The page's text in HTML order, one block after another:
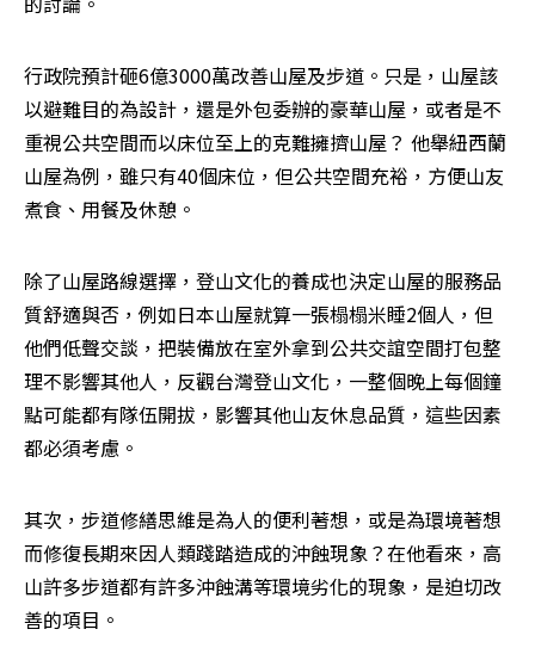
行政院預計砸6億3000萬改善山屋及步道。只是，山屋該
以避難目的為設計，還是外包委辦的豪華山屋，或者是不
重視公共空間而以床位至上的克難擁擠山屋？ 他舉紐西蘭
山屋為例，雖只有40個床位，但公共空間充裕，方便山友
煮食、用餐及休憩。
除了山屋路線選擇，登山文化的養成也決定山屋的服務品
質舒適與否，例如日本山屋就算一張榻榻米睡2個人，但
他們低聲交談，把裝備放在室外拿到公共交誼空間打包整
理不影響其他人，反觀台灣登山文化，一整個晚上每個鐘
點可能都有隊伍開拔，影響其他山友休息品質，這些因素
都必須考慮。
其次，步道修繕思維是為人的便利著想，或是為環境著想
而修復長期來因人類踐踏造成的沖蝕現象？在他看來，高
山許多步道都有許多沖蝕溝等環境劣化的現象，是迫切改
善的項目。